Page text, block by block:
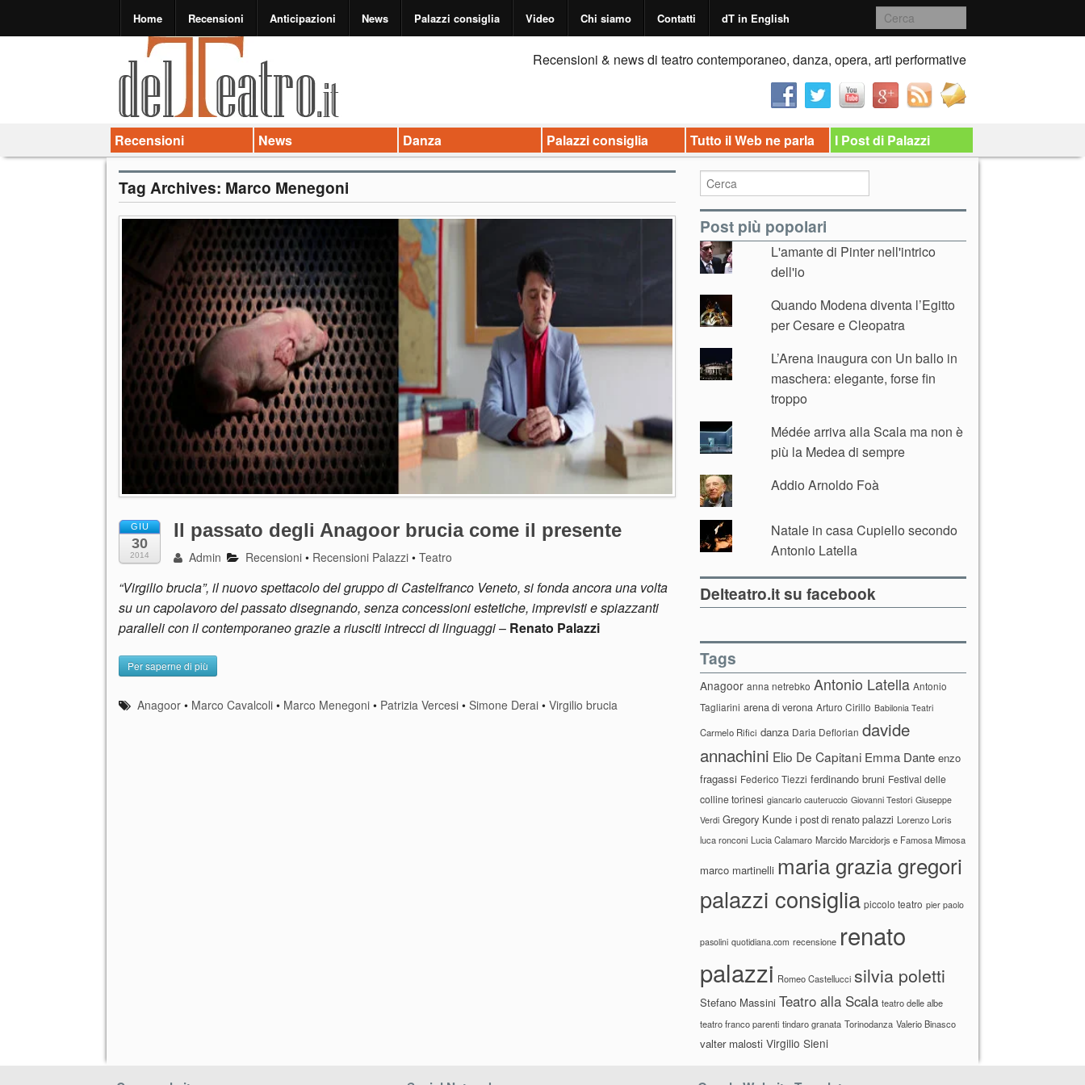
Home Recensioni Anticipazioni News Palazzi consiglia Video Chi siamo Contatti dT in English
Recensioni & news di teatro contemporaneo, danza, opera, arti performative
Recensioni News Danza Palazzi consiglia Tutto il Web ne parla I Post di Palazzi
Tag Archives: Marco Menegoni
GIU
30
2014
Il passato degli Anagoor brucia come il presente
Admin Recensioni • Recensioni Palazzi •Teatro
“Virgilio brucia”, il nuovo spettacolo del gruppo di Castelfranco Veneto, si fonda ancora una volta
su un capolavoro del passato disegnando, senza concessioni estetiche, imprevisti e spiazzanti
paralleli con il contemporaneo grazie a riusciti intrecci di linguaggi– Renato Palazzi
Per saperne di più
Anagoor • Marco Cavalcoli • Marco Menegoni • Patrizia Vercesi •Simone Derai •Virgilio brucia
Post più popolari
L'amante di Pinter nell'intrico
dell'io
Quando Modena diventa l’Egitto
per Cesare e Cleopatra
L’Arena inaugura con Un ballo in
maschera: elegante, forse fin
troppo
Médée arriva alla Scala ma non è
più la Medea di sempre
Addio Arnoldo Foà
Natale in casa Cupiello secondo
Antonio Latella
Delteatro.it su facebook
Tags
Anagoor anna netrebko Antonio Latella Antonio
Tagliarini arena di verona Arturo Cirillo Babilonia Teatri
Carmelo Rifici danza Daria Deflorian davide
annachini Elio De Capitani Emma Dante enzo
fragassi Federico Tiezzi ferdinando bruni Festival delle
colline torinesi giancarlo cauteruccio Giovanni Testori Giuseppe
Verdi Gregory Kunde i post di renato palazzi Lorenzo Loris
luca ronconi Lucia Calamaro Marcido Marcidorjs e Famosa Mimosa
marco martinelli maria grazia gregori
palazzi consiglia piccolo teatro pier paolo
pasolini quotidiana.com recensione renato
palazzi Romeo Castellucci silvia poletti
Stefano Massini Teatro alla Scala teatro delle albe
teatro franco parenti tindaro granata Torinodanza Valerio Binasco
valter malosti Virgilio Sieni